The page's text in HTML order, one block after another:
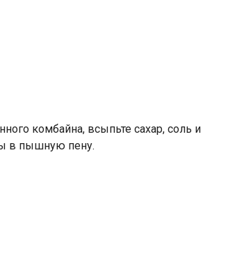
комбайна, всыпьте сахар, соль и
в пышную пену.